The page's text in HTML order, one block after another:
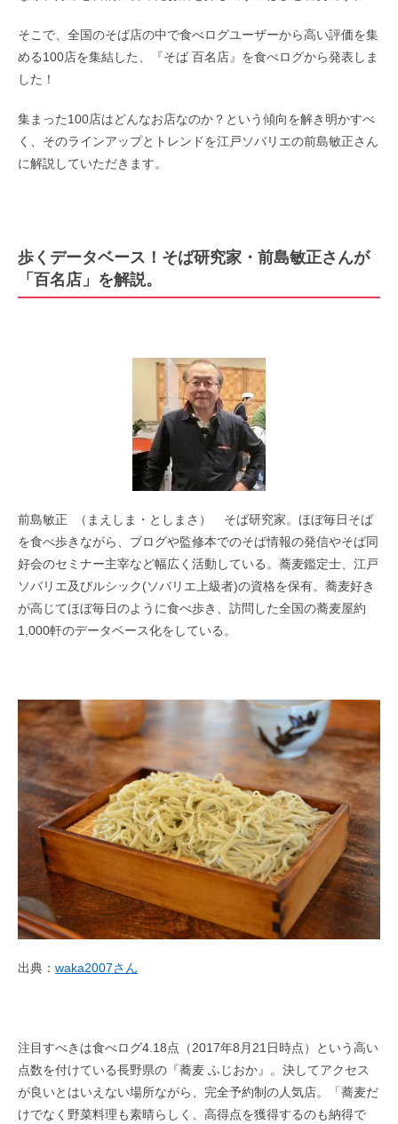
そこで、全国のそば店の中で食べログユーザーから高い評価を集
める100店を集結した、『そば 百名店』を食べログから発表しま
した！
集まった100店はどんなお店なのか？という傾向を解き明かすべ
く、そのラインアップとトレンドを江戸ソバリエの前島敏正さん
に解説していただきます。
歩くデータベース！そば研究家・前島敏正さんが
「百名店」を解説。
前島敏正 （まえしま・としまさ） そば研究家。ほぼ毎日そば
を食べ歩きながら、ブログや監修本でのそば情報の発信やそば同
好会のセミナー主宰など幅広く活動している。蕎麦鑑定士、江戸
ソバリエ及びルシック(ソバリエ上級者)の資格を保有。蕎麦好き
が高じてほぼ毎日のように食べ歩き、訪問した全国の蕎麦屋約
1,000軒のデータベース化をしている。
出典： waka2007さん
注目すべきは食べログ4.18点（2017年8月21日時点）という高い
点数を付けている長野県の『蕎麦 ふじおか』。決してアクセス
が良いとはいえない場所ながら、完全予約制の人気店。「蕎麦だ
けでなく野菜料理も素晴らしく、高得点を獲得するのも納得で